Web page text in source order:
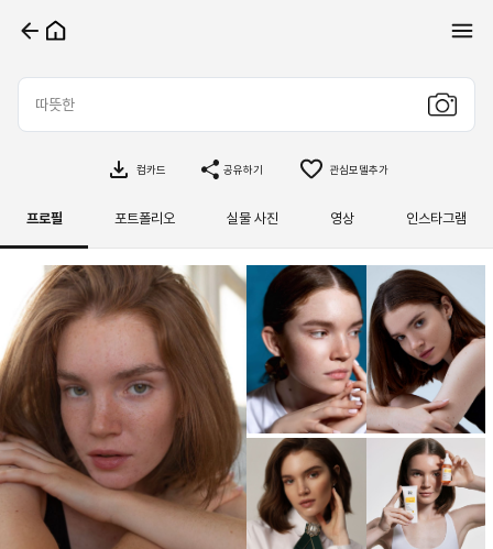
컴카드 공유하기 관심모델추가
프로필 포트폴리오 실물 사진 영상 인스타그램